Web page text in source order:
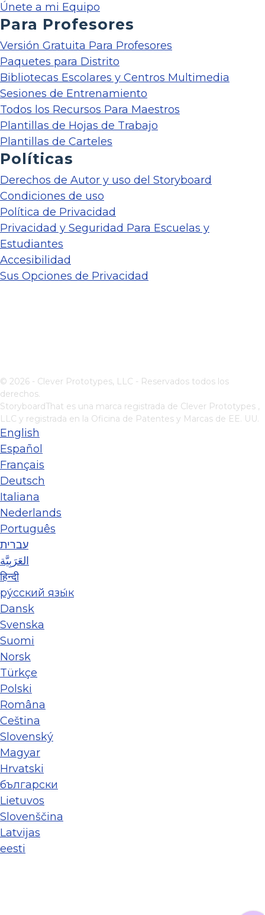
Únete a mi Equipo
Para Profesores
Versión Gratuita Para Profesores
Paquetes para Distrito
Bibliotecas Escolares y Centros Multimedia
Sesiones de Entrenamiento
Todos los Recursos Para Maestros
Plantillas de Hojas de Trabajo
Plantillas de Carteles
Políticas
Derechos de Autor y uso del Storyboard
Condiciones de uso
Política de Privacidad
Privacidad y Seguridad Para Escuelas y
Estudiantes
Accesibilidad
Sus Opciones de Privacidad
© 2026 - Clever Prototypes, LLC - Reservados todos los
derechos.
StoryboardThat es una marca registrada de Clever Prototypes ,
LLC y registrada en la Oficina de Patentes y Marcas de EE. UU.
English
Español
Français
Deutsch
Italiana
Nederlands
Português
עברית
العَرَبِيَّة
हिन्दी
ру́сский язы́к
Dansk
Svenska
Suomi
Norsk
Türkçe
Polski
Româna
Ceština
Slovenský
Magyar
Hrvatski
български
Lietuvos
Slovenščina
Latvijas
eesti